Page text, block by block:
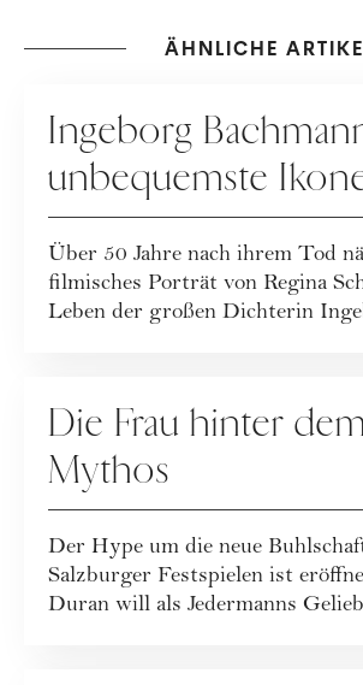
ÄHNLICHE
Ingeborg Bachmann:
unbequemste
Österreichs
Über 50 Jahre nach ihrem Tod
filmisches Porträt von Regina
Leben der großen Dichterin
Die Frau hinter dem
Mythos
Der Hype um die neue
Salzburger Festspielen ist
Duran will als Jedermanns